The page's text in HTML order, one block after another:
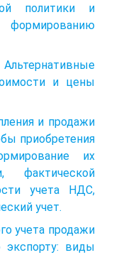
политики и
и цены
и продажи
приобретения
их
фактической
учета НДС,
учет.
учета продажи
экспорту: виды